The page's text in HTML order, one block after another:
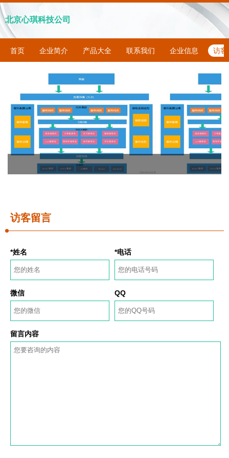
北京心琪科技公司
首页 企业简介 产品大全 联系我们 企业信息 访客
访客留言
*姓名 *电话
微信 QQ
留言内容